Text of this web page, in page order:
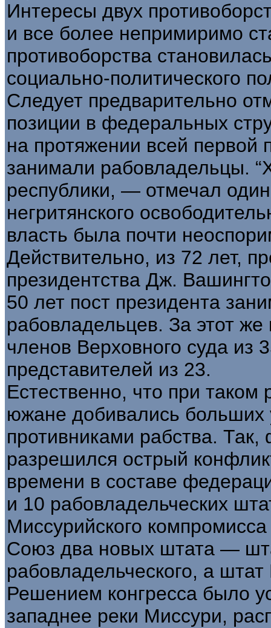
Интересы двух
и все более непримиримо
противоборства
социально-политического
Следует предварительно
позиции в федеральных
на протяжении всей первой
занимали рабовладельцы.
республики, — отмечал
негритянского
власть была почти
Действительно, из 72 лет,
президентства Дж.
50 лет пост президента
рабовладельцев. За этот
членов Верховного суда из
представителей из 23.
Естественно, что при таком
южане добивались больших
противниками рабства. Так,
разрешился острый
времени в составе
и 10 рабовладельческих
Миссурийского
Союз два новых штата —
рабовладельческого, а
Решением конгресса было
западнее реки Миссури,